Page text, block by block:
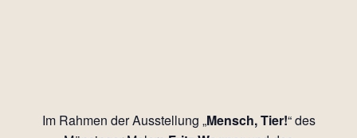
Im Rahmen der Ausstellung „Mensch, Tier!“ des